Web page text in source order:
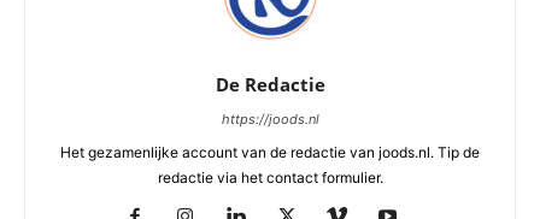
De Redactie
https://joods.nl
Het gezamenlijke account van de redactie van joods.nl. Tip de
redactie via het contact formulier.